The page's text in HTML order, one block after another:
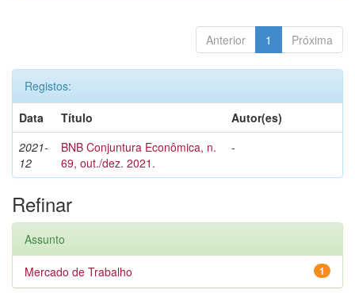
Anterior 1 Próxima
Registos:
Data
Título
Autor(es)
2021-
12
BNB Conjuntura Econômica, n.
69, out./dez. 2021.
-
Refinar
Assunto
1
Mercado de Trabalho